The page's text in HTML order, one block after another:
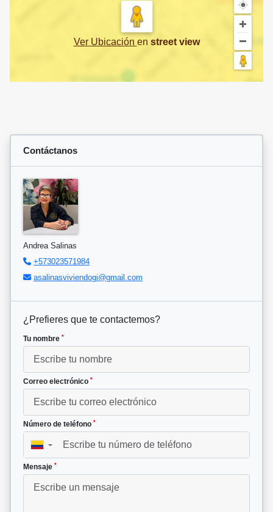
Ver Ubicación en street view
Contáctanos
Andrea Salinas
+573023571984
asalinasviviendogi@gmail.com
¿Prefieres que te contactemos?
Tu nombre *
Correo electrónico *
Número de teléfono *
▼
Mensaje *